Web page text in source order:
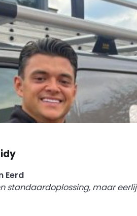
Eerd
standaardoplossing, maar